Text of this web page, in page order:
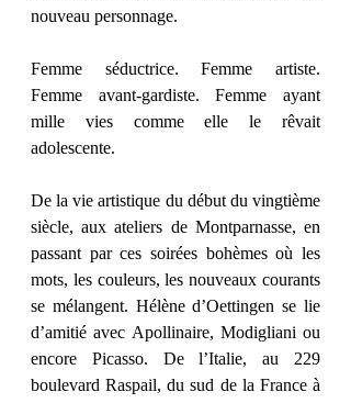
nouveau personnage.
Femme séductrice. Femme artiste.
Femme avant-gardiste. Femme ayant
mille vies comme elle le rêvait
adolescente.
De la vie artistique du début du vingtième
siècle, aux ateliers de Montparnasse, en
passant par ces soirées bohèmes où les
mots, les couleurs, les nouveaux courants
se mélangent. Hélène d’Oettingen se lie
d’amitié avec Apollinaire, Modigliani ou
encore Picasso. De l’Italie, au 229
boulevard Raspail, du sud de la France à